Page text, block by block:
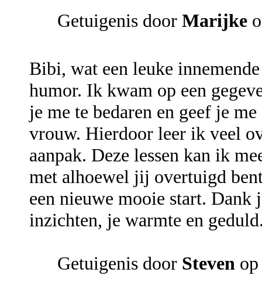
Getuigenis door Marijke
Bibi, wat een leuke
humor. Ik kwam op een
je me te bedaren en geef je
vrouw. Hierdoor leer ik veel
aanpak. Deze lessen kan ik
met alhoewel jij overtuigd
een nieuwe mooie start. Dank
inzichten, je warmte en
Getuigenis door Steven